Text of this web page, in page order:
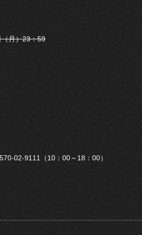
月）23：59
02-9111（10：00～18：00）